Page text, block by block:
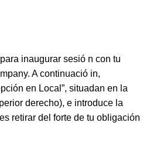
inaugurar sesió n con tu
A continuació in,
en Local”, situadan en la
derecho), e introduce la
retirar del forte de tu obligación